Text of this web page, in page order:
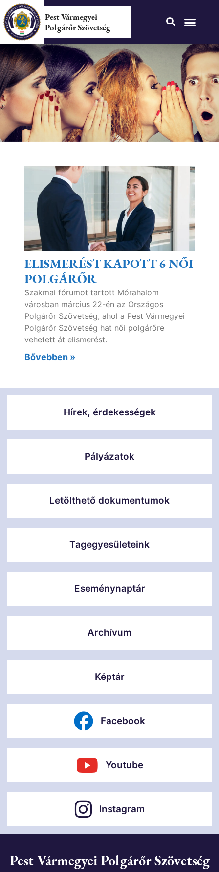
Pest Vármegyei
Polgárőr Szövetség
ELISMERÉST KAPOTT 6 NŐI
POLGÁRŐR
Szakmai fórumot tartott Mórahalom
városban március 22-én az Országos
Polgárőr Szövetség, ahol a Pest Vármegyei
Polgárőr Szövetség hat női polgárőre
vehetett át elismerést.
Bővebben »
Hírek, érdekességek
Pályázatok
Letölthető dokumentumok
Tagegyesületeink
Eseménynaptár
Archívum
Képtár
Facebook
Youtube
Instagram
Pest Vármegyei Polgárőr Szövetség